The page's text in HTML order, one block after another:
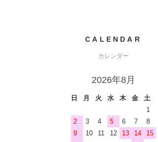
CALENDAR
カレンダー
2026年8月
日 月 火 水 木 金
土
1
2
3 4 5 6 7
8
9
10 11 12 13 14
15